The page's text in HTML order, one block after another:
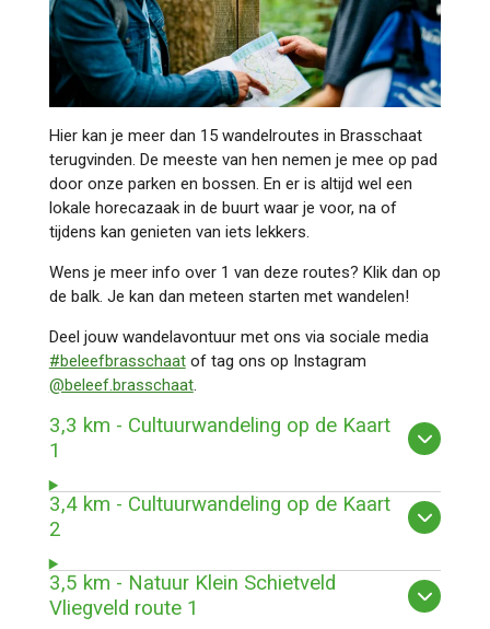
Hier kan je meer dan 15 wandelroutes in Brasschaat
terugvinden. De meeste van hen nemen je mee op pad
door onze parken en bossen. En er is altijd wel een
lokale horecazaak in de buurt waar je voor, na of
tijdens kan genieten van iets lekkers.
Wens je meer info over 1 van deze routes? Klik dan op
de balk. Je kan dan meteen starten met wandelen!
Deel jouw wandelavontuur met ons via sociale media
#beleefbrasschaatof tag ons op Instagram
@beleef.brasschaat.
3,3 km - Cultuurwandeling op de Kaart
1
3,4 km - Cultuurwandeling op de Kaart
2
3,5 km - Natuur Klein Schietveld
Vliegveld route 1